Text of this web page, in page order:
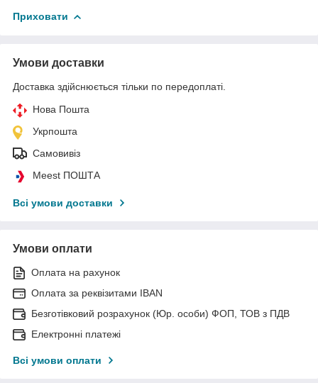
Приховати
Умови доставки
Доставка здійснюється тільки по передоплаті.
Нова Пошта
Укрпошта
Самовивіз
Meest ПОШТА
Всі умови доставки
Умови оплати
Оплата на рахунок
Оплата за реквізитами IBAN
Безготівковий розрахунок (Юр. особи) ФОП, ТОВ з ПДВ
Електронні платежі
Всі умови оплати